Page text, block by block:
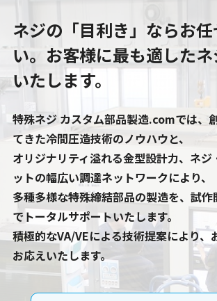
ネジの「目利き」ならお
い。 お客様に最も適した
いたします。
特殊ネジ カスタム部品製造.comでは、
てきた冷間圧造技術のノウハウと、
オリジナリティ溢れる金型設計力、ネジ
ットの幅広い調達ネットワークにより、
多種多様な特殊締結部品の製造を、試
でトータルサポートいたします。
積極的なVA/VEによる技術提案により、
お応えいたします。